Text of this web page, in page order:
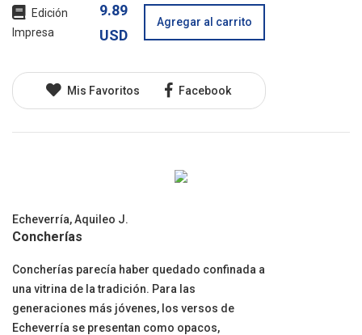
Edición
Impresa
9.89
USD
Agregar al carrito
Mis Favoritos Facebook
Echeverría, Aquileo J.
Concherías
Concherías parecía haber quedado confinada a
una vitrina de la tradición. Para las
generaciones más jóvenes, los versos de
Echeverría se presentan como opacos,